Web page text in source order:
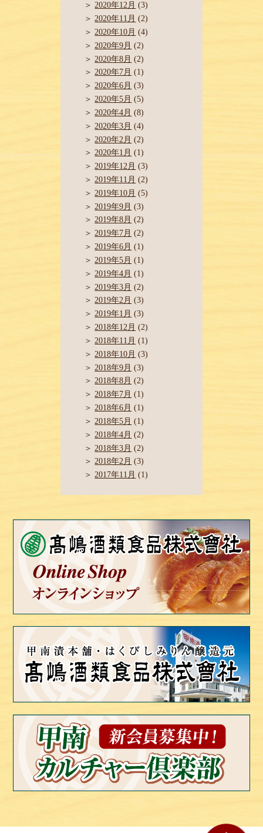
2020年12月 (3)
2020年11月 (2)
2020年10月 (4)
2020年9月 (2)
2020年8月 (2)
2020年7月 (1)
2020年6月 (3)
2020年5月 (5)
2020年4月 (8)
2020年3月 (4)
2020年2月 (2)
2020年1月 (1)
2019年12月 (3)
2019年11月 (2)
2019年10月 (5)
2019年9月 (3)
2019年8月 (2)
2019年7月 (2)
2019年6月 (1)
2019年5月 (1)
2019年4月 (1)
2019年3月 (2)
2019年2月 (3)
2019年1月 (3)
2018年12月 (2)
2018年11月 (1)
2018年10月 (3)
2018年9月 (3)
2018年8月 (2)
2018年7月 (1)
2018年6月 (1)
2018年5月 (1)
2018年4月 (2)
2018年3月 (2)
2018年2月 (3)
2017年11月 (1)